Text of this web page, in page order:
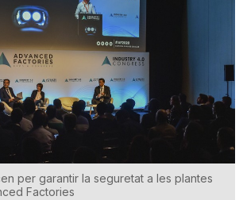
per garantir la seguretat a les plantes
Factories